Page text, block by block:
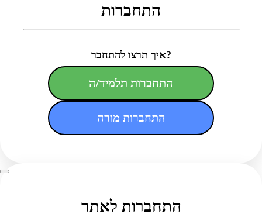
התחברות
איך תרצו להתחבר?
התחברות תלמיד/ה
התחברות מורה
התחברות לאתר